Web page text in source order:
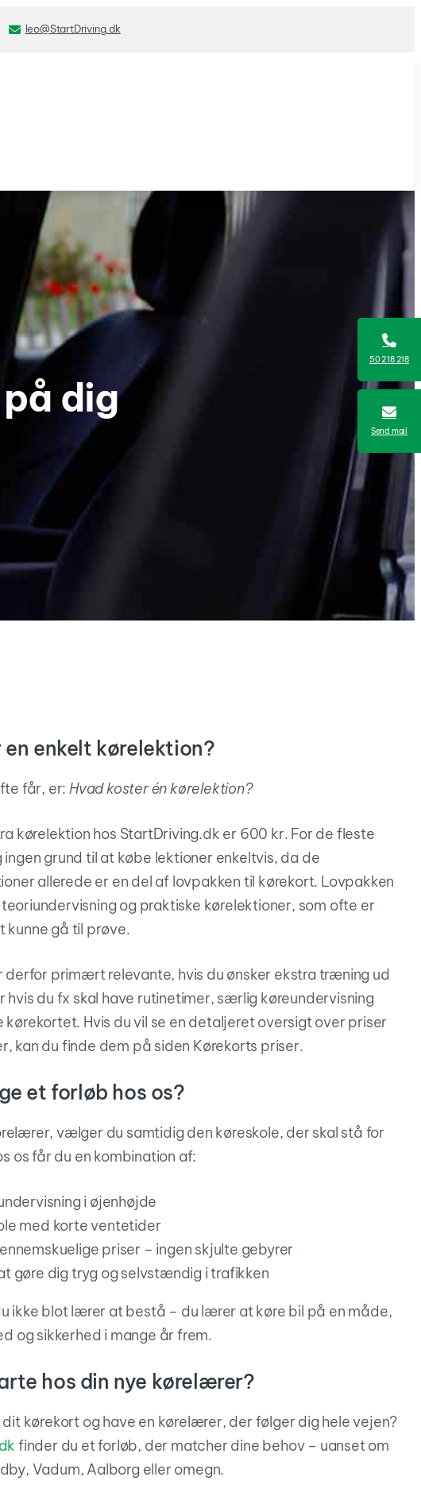
leo@StartDriving.dk
dig
en enkelt kørelektion?
får, er: Hvad koster én kørelektion?
kørelektion hos StartDriving.dk er 600 kr. For de fleste
grund til at købe lektioner enkeltvis, da de
allerede er en del af lovpakken til kørekort. Lovpakken
og praktiske kørelektioner, som ofte er
kunne gå til prøve.
derfor primært relevante, hvis du ønsker ekstra træning ud
hvis du fx skal have rutinetimer, særlig køreundervisning
kørekortet. Hvis du vil se en detaljeret oversigt over priser
kan du finde dem på siden Kørekorts priser.
et forløb hos os?
vælger du samtidig den køreskole, der skal stå for
os får du en kombination af:
i øjenhøjde
med korte ventetider
priser – ingen skjulte gebyrer
gøre dig tryg og selvstændig i trafikken
ikke blot lærer at bestå – du lærer at køre bil på en måde,
og sikkerhed i mange år frem.
hos din nye kørelærer?
dit kørekort og have en kørelærer, der følger dig hele vejen?
finder du et forløb, der matcher dine behov – uanset om
Vadum, Aalborg eller omegn.
50 218 218
Send mail